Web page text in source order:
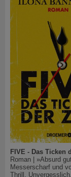
FIVE - Das Ticken
Roman | »Absurd
Messerscharf und
Thrill.